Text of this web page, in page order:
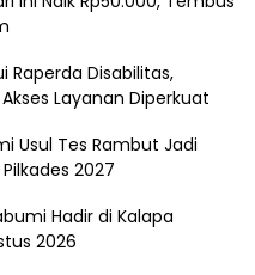
Raperda Disabilitas,
Layanan Diperkuat
Usul Tes Rambut Jadi
2027
Hadir di Kalapa
2026